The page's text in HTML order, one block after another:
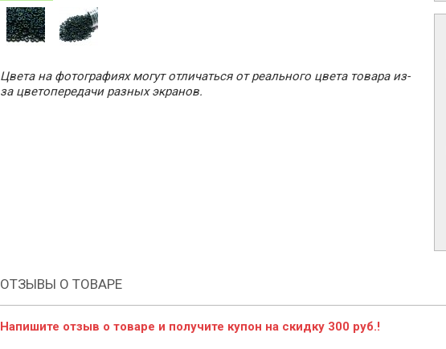
Цвета на фотографиях могут отличаться от реального цвета товара из-
за цветопередачи разных экранов.
ОТЗЫВЫ О ТОВАРЕ
Напишите отзыв о товаре и получите купон на скидку 300 руб.!